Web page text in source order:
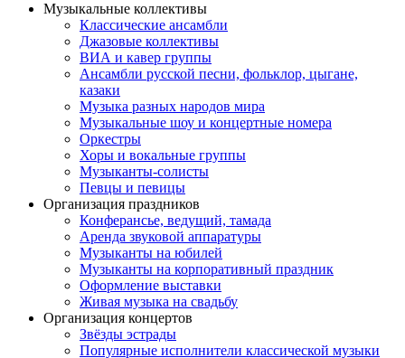
Музыкальные коллективы
Классические ансамбли
Джазовые коллективы
ВИА и кавер группы
Ансамбли русской песни, фольклор, цыгане,
казаки
Музыка разных народов мира
Музыкальные шоу и концертные номера
Оркестры
Хоры и вокальные группы
Музыканты-солисты
Певцы и певицы
Организация праздников
Конферансье, ведущий, тамада
Аренда звуковой аппаратуры
Музыканты на юбилей
Музыканты на корпоративный праздник
Оформление выставки
Живая музыка на свадьбу
Организация концертов
Звёзды эстрады
Популярные исполнители классической музыки